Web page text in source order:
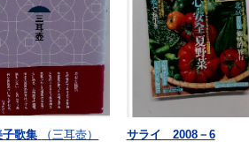
子歌集 （三耳壺） サライ 2008－6